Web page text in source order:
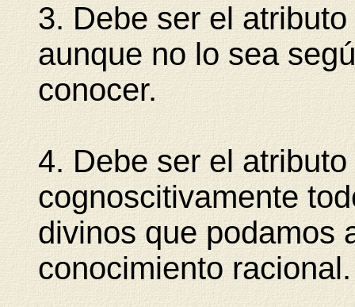
3. Debe ser el
aunque no lo sea
conocer.
4. Debe ser el
cognoscitivamente
divinos que podamos
conocimiento racional.